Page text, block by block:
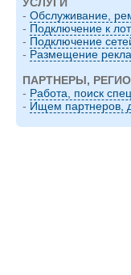
- Обслуживание,
- Подключение к
- Подключение
- Размещение
ПАРТНЕРЫ,
- Работа, поиск
- Ищем партнеров,